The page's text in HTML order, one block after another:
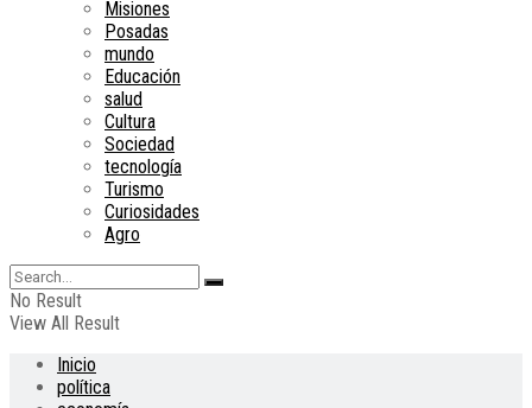
Misiones
Posadas
mundo
Educación
salud
Cultura
Sociedad
tecnología
Turismo
Curiosidades
Agro
No Result
View All Result
Inicio
política